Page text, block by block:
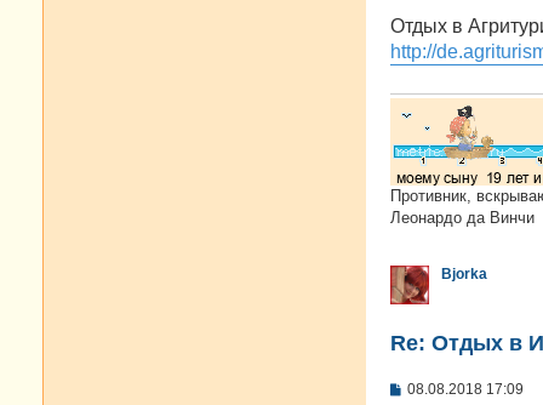
о
щ
н
е
Отдых в
http://
Противник,
Леонардо да Винчи
Bjorka
Re: Отдых в
С
08.08.2018 17:09